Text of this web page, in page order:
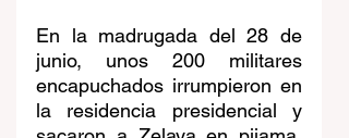
En la madrugada del 28 de
junio, unos 200 militares
encapuchados irrumpieron en
la residencia presidencial y